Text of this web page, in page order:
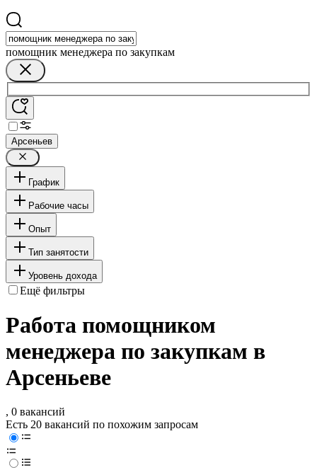
помощник менеджера по закупкам
Арсеньев
График
Рабочие часы
Опыт
Тип занятости
Уровень дохода
Ещё фильтры
Работа помощником
менеджера по закупкам в
Арсеньеве
, 0 вакансий
Есть 20 вакансий по похожим запросам